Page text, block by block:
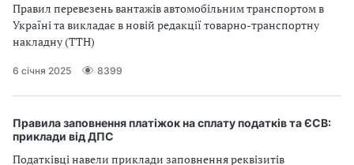
Правил перевезень вантажів автомобільним транспортом в
Україні та викладає в новій редакції товарно-транспортну
накладну (ТТН)
6 січня 2025 8399
Правила заповнення платіжок на сплату податків та ЄСВ:
приклади від ДПС
Податківці навели приклади заповнення реквізитів